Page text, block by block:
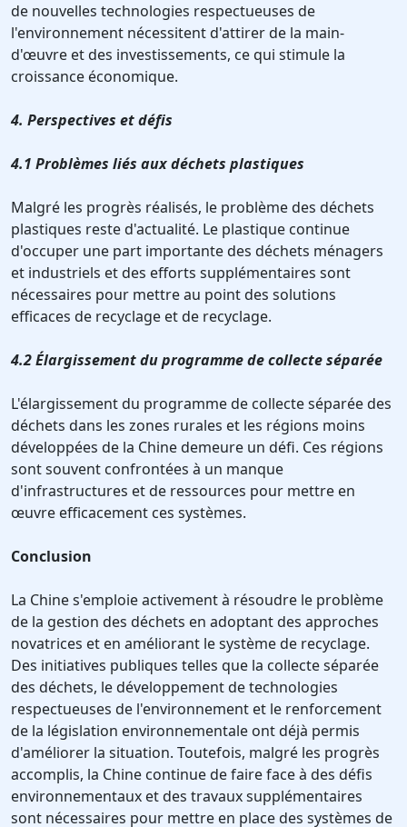
de nouvelles technologies respectueuses de
l'environnement nécessitent d'attirer de la main-
d'œuvre et des investissements, ce qui stimule la
croissance économique.
4. Perspectives et défis
4.1 Problèmes liés aux déchets plastiques
Malgré les progrès réalisés, le problème des déchets
plastiques reste d'actualité. Le plastique continue
d'occuper une part importante des déchets ménagers
et industriels et des efforts supplémentaires sont
nécessaires pour mettre au point des solutions
efficaces de recyclage et de recyclage.
4.2 Élargissement du programme de collecte séparée
L'élargissement du programme de collecte séparée des
déchets dans les zones rurales et les régions moins
développées de la Chine demeure un défi. Ces régions
sont souvent confrontées à un manque
d'infrastructures et de ressources pour mettre en
œuvre efficacement ces systèmes.
Conclusion
La Chine s'emploie activement à résoudre le problème
de la gestion des déchets en adoptant des approches
novatrices et en améliorant le système de recyclage.
Des initiatives publiques telles que la collecte séparée
des déchets, le développement de technologies
respectueuses de l'environnement et le renforcement
de la législation environnementale ont déjà permis
d'améliorer la situation. Toutefois, malgré les progrès
accomplis, la Chine continue de faire face à des défis
environnementaux et des travaux supplémentaires
sont nécessaires pour mettre en place des systèmes de